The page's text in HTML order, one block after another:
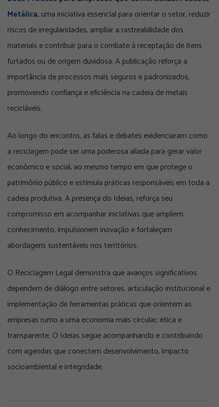
Metálica, uma iniciativa essencial para orientar o setor, reduzir
riscos de irregularidades, ampliar a rastreabilidade dos
materiais e contribuir para o combate à receptação de itens
furtados ou de origem duvidosa. A publicação reforça a
importância de processos mais seguros e padronizados,
promovendo confiança e eficiência na cadeia de metais
recicláveis.
Ao longo do encontro, as falas e debates evidenciaram como
a reciclagem pode ser uma poderosa aliada para gerar valor
econômico e social, ao mesmo tempo em que protege o
patrimônio público e estimula práticas responsáveis em toda a
cadeia produtiva. A presença do Ideias, reforça seu
compromisso em acompanhar iniciativas que ampliem
conhecimento, impulsionem inovação e fortaleçam
abordagens sustentáveis nos territórios.
O Reciclagem Legal demonstra que avanços significativos
dependem de diálogo entre setores, articulação institucional e
implementação de ferramentas práticas que orientem as
empresas rumo a uma economia mais circular, ética e
transparente. O Ideias segue acompanhando e contribuindo
com agendas que conectem desenvolvimento, impacto
socioambiental e integridade.